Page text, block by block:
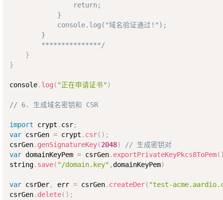
                return;
            }
            console.log("域名验证通过!");
        }
        ***************/
}
}
console. log ( "正在申请证书")
// 6. 生成域名密钥和 CSR
import crypt . csr;
var csrGen = crypt . csr( ) ;
csrGen. genSignatureKey(2048)
// 生成密钥对
var domainKeyPem = csrGen. exportPrivateKeyPkcs8ToPem(
string. save( "/domain.key" ,domainKeyPem)
var csrDer, err = csrGen. createDer( "test-
csrGen. delete( ) ;